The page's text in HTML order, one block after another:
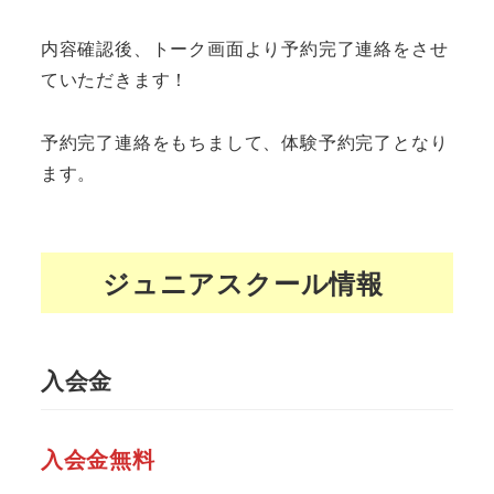
内容確認後、トーク画面より予約完了連絡をさせ
ていただきます！
予約完了連絡をもちまして、体験予約完了となり
ます。
ジュニアスクール情報
入会金
入会金無料